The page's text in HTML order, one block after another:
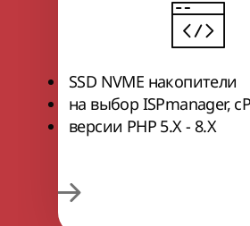
SSD NVME накопители
на выбор ISPmanager,
версии РНР 5.Х - 8.Х